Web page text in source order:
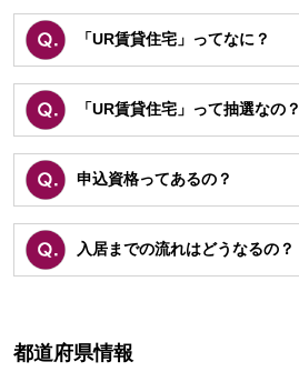
「UR賃貸住宅」ってなに？
「UR賃貸住宅」って抽選なの？
申込資格ってあるの？
入居までの流れはどうなるの？
都道府県情報